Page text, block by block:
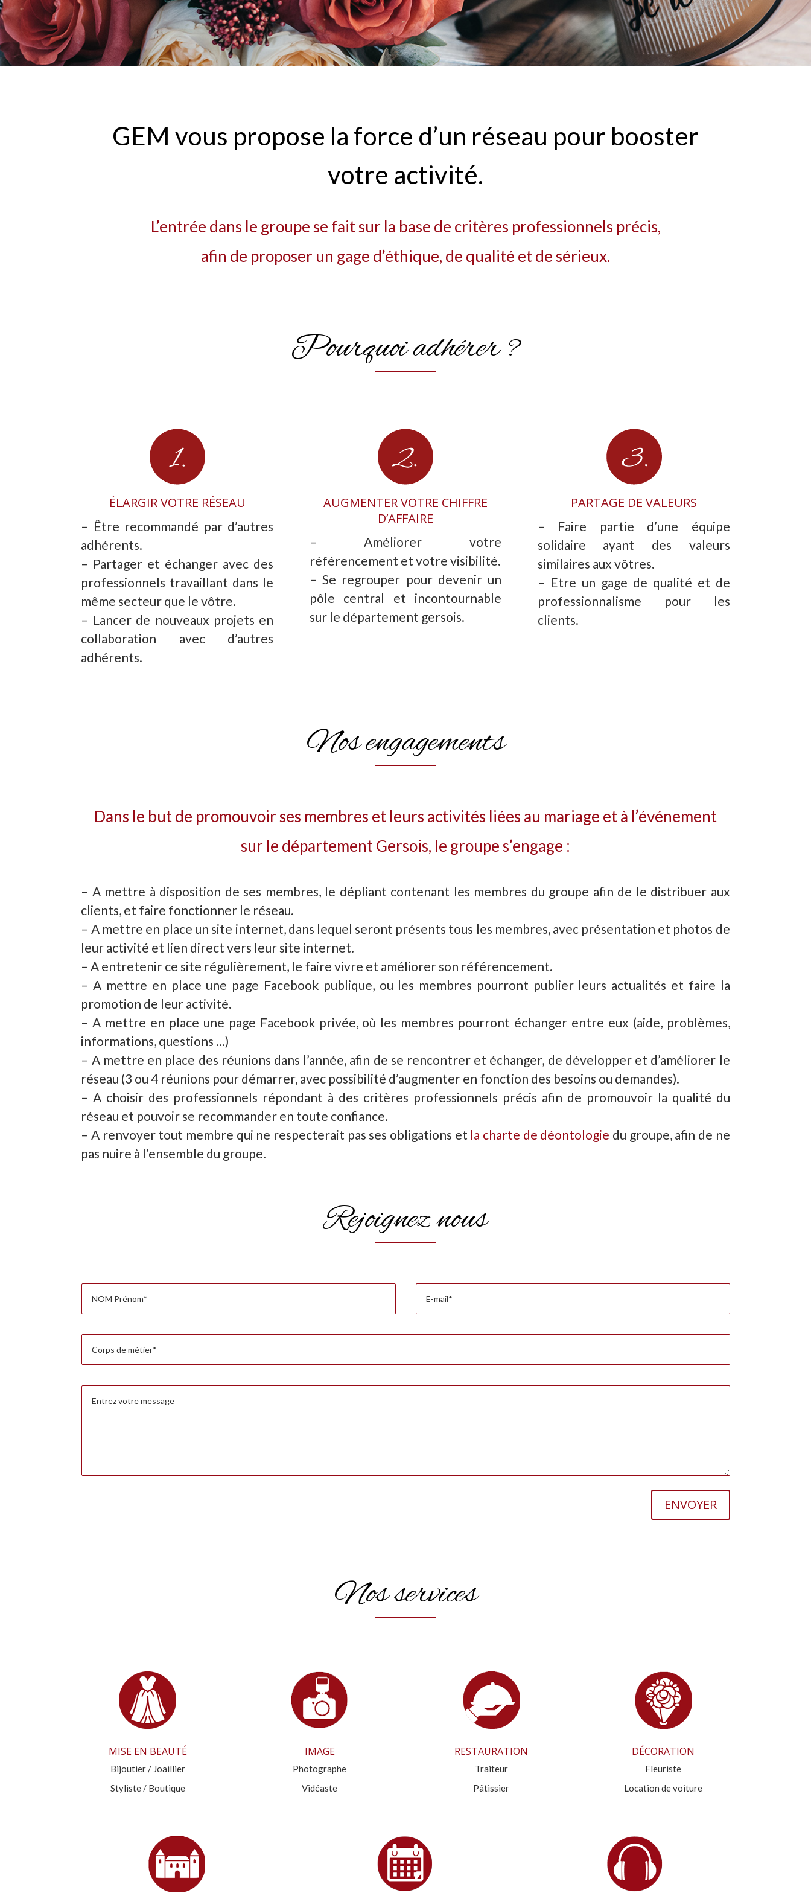
GEM vous propose la force d’un réseau pour booster
votre activité.
L’entrée dans le groupe se fait sur la base de critères professionnels précis,
afin de proposer un gage d’éthique, de qualité et de sérieux.
Pourquoi adhérer ?
ÉLARGIR VOTRE RÉSEAU
– Être recommandé par d’autres
adhérents.
– Partager et échanger avec des
professionnels travaillant dans le
même secteur que le vôtre.
– Lancer de nouveaux projets en
collaboration avec d’autres
adhérents.
AUGMENTER VOTRE CHIFFRE
D’AFFAIRE
– Améliorer votre
référencement et votre visibilité.
– Se regrouper pour devenir un
pôle central et incontournable
sur le département gersois.
PARTAGE DE VALEURS
– Faire partie d’une équipe
solidaire ayant des valeurs
similaires aux vôtres.
– Etre un gage de qualité et de
professionnalisme pour les
clients.
Nos engagements
Dans le but de promouvoir ses membres et leurs activités liées au mariage et à l’événement
sur le département Gersois, le groupe s’engage :
– A mettre à disposition de ses membres, le dépliant contenant les membres du groupe afin de le distribuer aux
clients, et faire fonctionner le réseau.
– A mettre en place un site internet, dans lequel seront présents tous les membres, avec présentation et photos de
leur activité et lien direct vers leur site internet.
– A entretenir ce site régulièrement, le faire vivre et améliorer son référencement.
– A mettre en place une page Facebook publique, ou les membres pourront publier leurs actualités et faire la
promotion de leur activité.
– A mettre en place une page Facebook privée, où les membres pourront échanger entre eux (aide, problèmes,
informations, questions …)
– A mettre en place des réunions dans l’année, afin de se rencontrer et échanger, de développer et d’améliorer le
réseau (3 ou 4 réunions pour démarrer, avec possibilité d’augmenter en fonction des besoins ou demandes).
– A choisir des professionnels répondant à des critères professionnels précis afin de promouvoir la qualité du
réseau et pouvoir se recommander en toute confiance.
– A renvoyer tout membre qui ne respecterait pas ses obligations et la charte de déontologie du groupe, afin de ne
pas nuire à l’ensemble du groupe.
Rejoignez nous
ENVOYER
Nos services
MISE EN BEAUTÉ
Bijoutier / Joaillier
Styliste / Boutique
IMAGE
Photographe
Vidéaste
RESTAURATION
Traiteur
Pâtissier
DÉCORATION
Fleuriste
Location de voiture